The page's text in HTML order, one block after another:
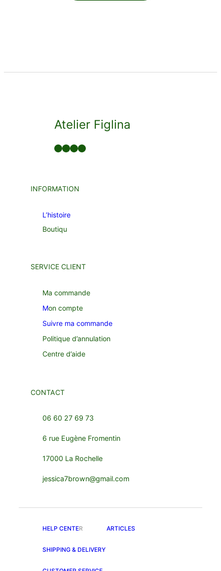
Atelier Figlina
Facebook LinkedIn Twitter YouTube
INFORMATION
L’histoire
Boutiqu
SERVICE CLIENT
Ma commande
Mon compte
Suivre ma commande
Politique d’annulation
Centre d’aide
CONTACT
06 60 27 69 73
6 rue Eugène Fromentin
17000 La Rochelle
jessica7brown@gmail.com
HELP CENTER ARTICLES
SHIPPING & DELIVERY